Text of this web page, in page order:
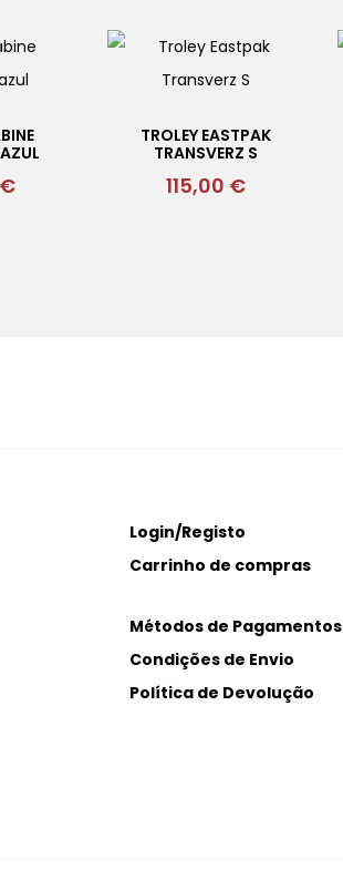
€
TROLEY EASTPAK
TRANSVERZ S
115,00 €
Login/Registo
Carrinho de compras
Métodos de Pagamentos
Condições de Envio
Política de Devolução